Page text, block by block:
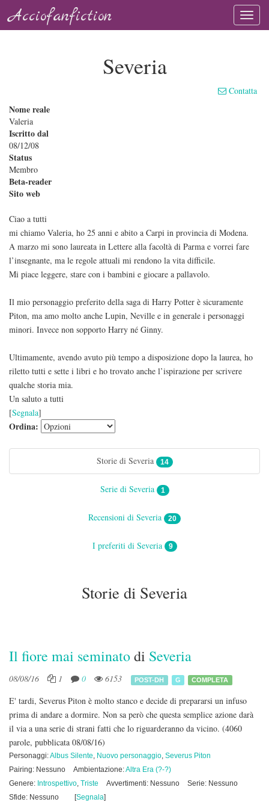
Acciofanfiction
Severia
Contatta
Nome reale
Valeria
Iscritto dal
08/12/08
Status
Membro
Beta-reader
Sito web
Ciao a tutti
mi chiamo Valeria, ho 25 anni e abito a Carpi in provincia di Modena.
A marzo mi sono laureata in Lettere alla facoltà di Parma e vorrei fare
l’insegnante, ma le regole attuali mi rendono la vita difficile.
Mi piace leggere, stare con i bambini e giocare a pallavolo.
Il mio personaggio preferito della saga di Harry Potter è sicuramente
Piton, ma amo molto anche Lupin, Neville e in generale i personaggi
minori. Invece non sopporto Harry né Ginny.
Ultimamente, avendo avuto più tempo a disposizione dopo la laurea, ho
riletto tutti e sette i libri e ho trovato anche l’ispirazione per scrivere
qualche storia mia.
Un saluto a tutti
[Segnala]
Ordina:
Storie di Severia 14
Serie di Severia 1
Recensioni di Severia 20
I preferiti di Severia 9
Storie di Severia
Il fiore mai seminatodi Severia
08/08/16 1 0 6153 POST-DH G COMPLETA
E' tardi, Severus Piton è molto stanco e decide di prepararsi un infuso
prima di andare a dormire. Non sa però che questa semplice azione darà
il via a una serie di strani fatti che lo riguarderanno da vicino. (4060
parole, pubblicata 08/08/16)
Personaggi:Albus Silente, Nuovo personaggio, Severus Piton
Pairing: Nessuno
Ambientazione:Altra Era (?-?)
Genere: Introspettivo, Triste Avvertimenti: Nessuno
Serie: Nessuno
Sfide: Nessuno
[Segnala]